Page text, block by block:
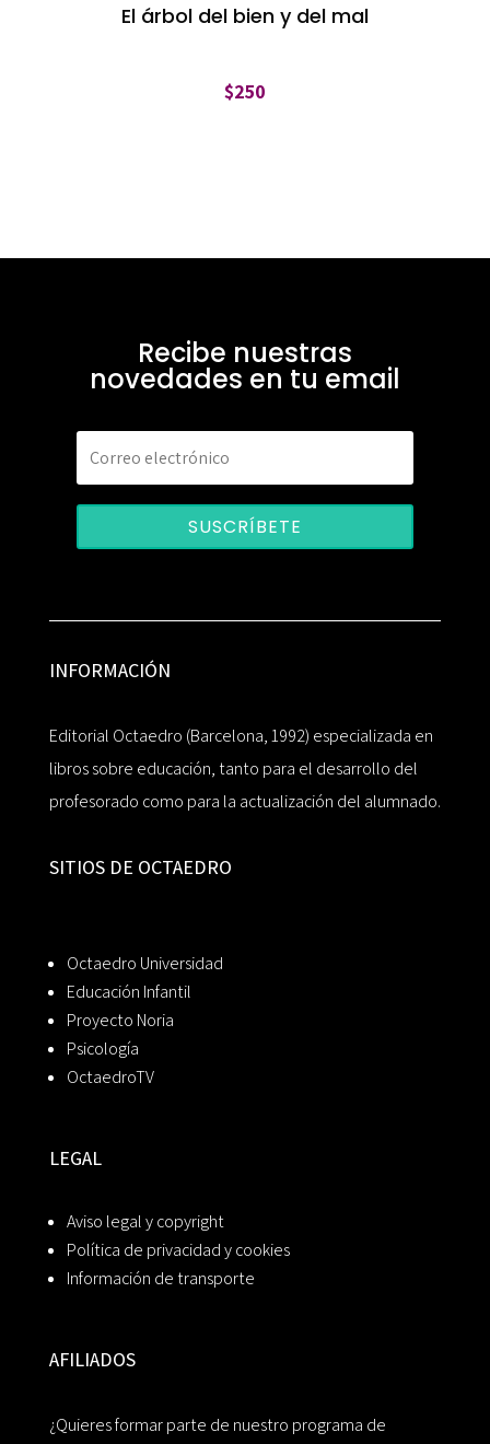
El árbol del bien y del mal
$250
Recibe nuestras
novedades en tu email
SUSCRÍBETE
INFORMACIÓN
Editorial Octaedro (Barcelona, 1992) especializada en
libros sobre educación, tanto para el desarrollo del
profesorado como para la actualización del alumnado.
SITIOS DE OCTAEDRO
Octaedro Universidad
Educación Infantil
Proyecto Noria
Psicología
OctaedroTV
LEGAL
Aviso legal y copyright
Política de privacidad y cookies
Información de transporte
AFILIADOS
¿Quieres formar parte de nuestro programa de